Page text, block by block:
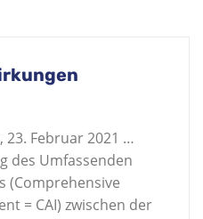
23. Februar 2021 …
des Umfassenden
(Comprehensive
= CAI) zwischen der